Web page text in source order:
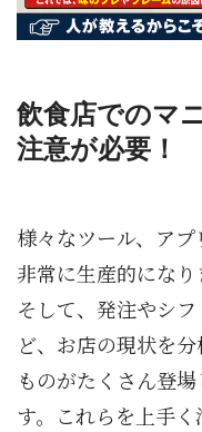
飲食店でのマ
注意が必要！
様々なツール、ア
非常に生産的になり
そして、発注やシ
ど、お店の現状を
ものがたくさん登
す。これらを上手